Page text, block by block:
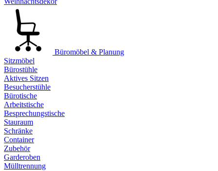
Büromöbel & Planung
Sitzmöbel
Bürostühle
Aktives Sitzen
Besucherstühle
Bürotische
Arbeitstische
Besprechungstische
Stauraum
Schränke
Container
Zubehör
Garderoben
Mülltrennung